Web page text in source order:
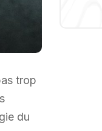
trop
du